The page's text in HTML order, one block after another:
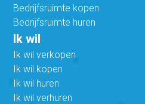
Bedrijfsruimte kopen
Bedrijfsruimte huren
Ik wil
Ik wil verkopen
Ik wil kopen
Ik wil huren
Ik wil verhuren